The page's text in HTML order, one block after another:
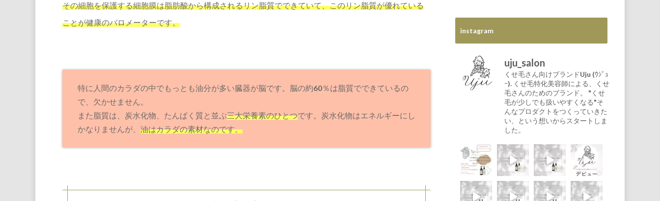
その細胞を保護する細胞膜は脂肪酸から構成されるリン脂質でできていて、このリン脂質が優れている
ことが健康のバロメーターです。
特に人間のカラダの中でもっとも油分が多い臓器が脳です。脳の約60％は脂質でできているの
で、欠かせません。
また脂質は、炭水化物、たんぱく質と並ぶ三大栄養素のひとつです。炭水化物はエネルギーにし
かなりませんが、 油はカラダの素材なのです。
instagram
uju_salon
くせ毛さん向けブランドUju (ｳｼﾞｭ
ｰ). くせ毛特化美容師による、くせ
毛さんのためのブランド。
"くせ
毛が少しでも扱いやすくなる"そ
んなプロダクトをつくっていきた
い、という想いからスタートしま
した。